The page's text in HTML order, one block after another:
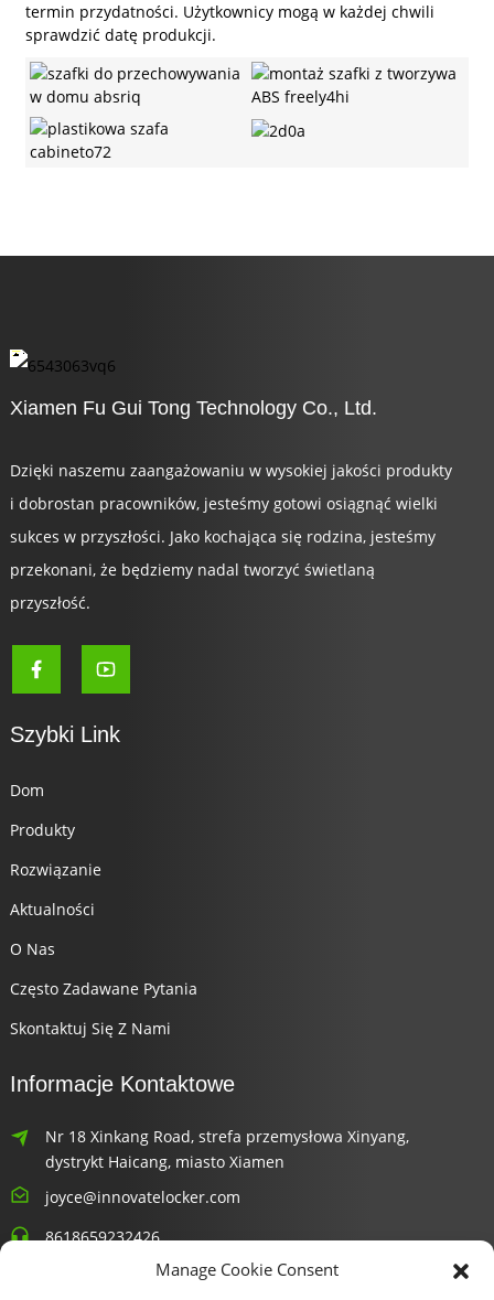
termin przydatności. Użytkownicy mogą w każdej chwili
sprawdzić datę produkcji.
Xiamen Fu Gui Tong Technology Co., Ltd.
Dzięki naszemu zaangażowaniu w wysokiej jakości produkty
i dobrostan pracowników, jesteśmy gotowi osiągnąć wielki
sukces w przyszłości. Jako kochająca się rodzina, jesteśmy
przekonani, że będziemy nadal tworzyć świetlaną
przyszłość.
Szybki Link
Dom
Produkty
Rozwiązanie
Aktualności
O Nas
Często Zadawane Pytania
Skontaktuj Się Z Nami
Informacje Kontaktowe
Nr 18 Xinkang Road, strefa przemysłowa Xinyang,
dystrykt Haicang, miasto Xiamen
joyce@innovatelocker.com
8618659232426
Manage Cookie Consent